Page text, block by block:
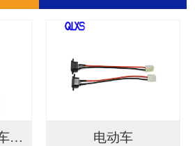
电动车航空头汽车连接... 电动车